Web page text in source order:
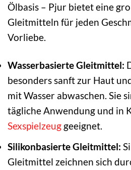
Ölbasis – Pjur bietet eine
Gleitmitteln für jeden
Vorliebe.
Wasserbasierte Gleitmittel:
besonders sanft zur Haut
mit Wasser abwaschen. Sie
tägliche Anwendung und in
Sexspielzeug geeignet.
Silikonbasierte Gleitmittel:
Gleitmittel zeichnen sich